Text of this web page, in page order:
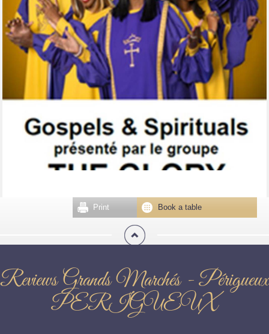
Book a table
Print
Reviews Grands Marchés - Périgueux
PERIGUEUX